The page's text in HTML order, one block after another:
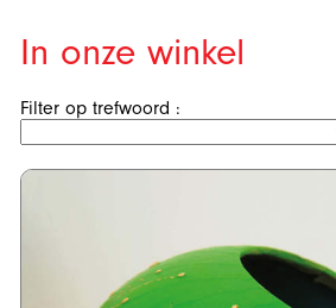
In onze winkel
Filter op trefwoord :